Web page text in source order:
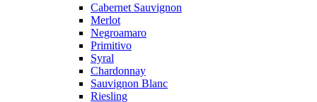
Cabernet Sauvignon
Merlot
Negroamaro
Primitivo
Syral
Chardonnay
Sauvignon Blanc
Riesling